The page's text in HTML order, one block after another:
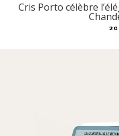
Cris Porto célèbre
20